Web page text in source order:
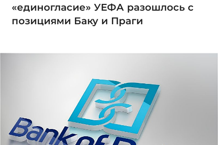
«единогласие» УЕФА разошлось с
позициями Баку и Праги